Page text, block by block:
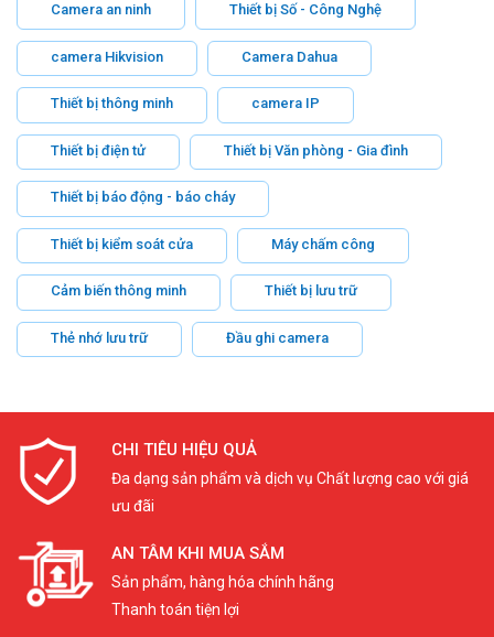
Camera an ninh Thiết bị Số - Công Nghệ
camera Hikvision Camera Dahua
Thiết bị thông minh camera IP
Thiết bị điện tử Thiết bị Văn phòng - Gia đình
Thiết bị báo động - báo cháy
Thiết bị kiểm soát cửa Máy chấm công
Cảm biến thông minh Thiết bị lưu trữ
Thẻ nhớ lưu trữ Đầu ghi camera
CHI TIÊU HIỆU QUẢ
Đa dạng sản phẩm và dịch vụ Chất lượng cao với giá
ưu đãi
AN TÂM KHI MUA SẮM
Sản phẩm, hàng hóa chính hãng
Thanh toán tiện lợi